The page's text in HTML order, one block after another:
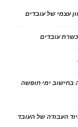
עובדים
בחישוב ימי חופשה
העבודה של העובד